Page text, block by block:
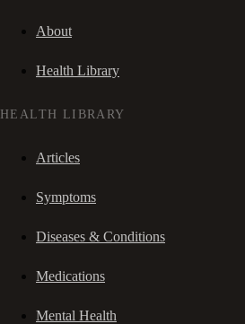
About
Health Library
HEALTH LIBRARY
Articles
Symptoms
Diseases & Conditions
Medications
Mental Health